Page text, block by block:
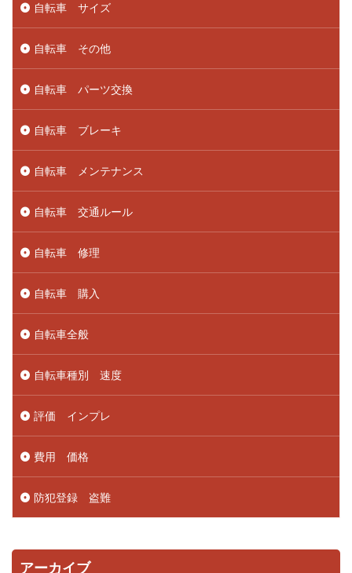
自転車 サイズ
自転車 その他
自転車 パーツ交換
自転車 ブレーキ
自転車 メンテナンス
自転車 交通ルール
自転車 修理
自転車 購入
自転車全般
自転車種別 速度
評価 インプレ
費用 価格
防犯登録 盗難
アーカイブ